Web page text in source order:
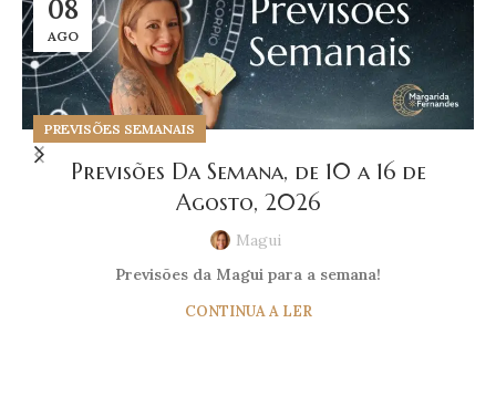
08
AGO
PREVISÕES SEMANAIS
Previsões Da Semana, de 10 a 16 de
Agosto, 2026
Magui
Previsões da Magui para a semana!
CONTINUA A LER